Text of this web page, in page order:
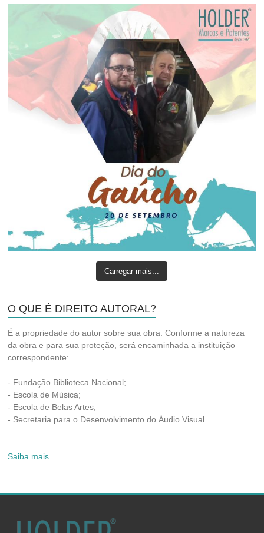
Carregar mais...
O QUE É DIREITO AUTORAL?
É a propriedade do autor sobre sua obra. Conforme a natureza
da obra e para sua proteção, será encaminhada a instituição
correspondente:
- Fundação Biblioteca Nacional;
- Escola de Música;
- Escola de Belas Artes;
- Secretaria para o Desenvolvimento do Áudio Visual.
Saiba mais...